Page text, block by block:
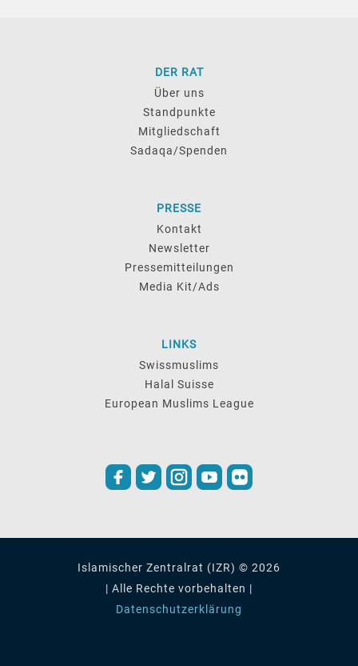
DER RAT
Über uns
Standpunkte
Mitgliedschaft
Sadaqa/Spenden
PRESSE
Kontakt
Newsletter
Pressemitteilungen
Media Kit/Ads
LINKS
Swissmuslims
Halal Suisse
European Muslims League
Islamischer Zentralrat (IZR) © 2026
| Alle Rechte vorbehalten |
Datenschutzerklärung